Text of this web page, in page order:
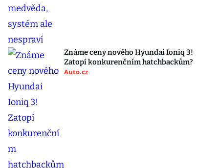
Známe ceny nového Hyundai Ioniq 3!
Zatopí konkurenčním hatchbackům?
Auto.cz